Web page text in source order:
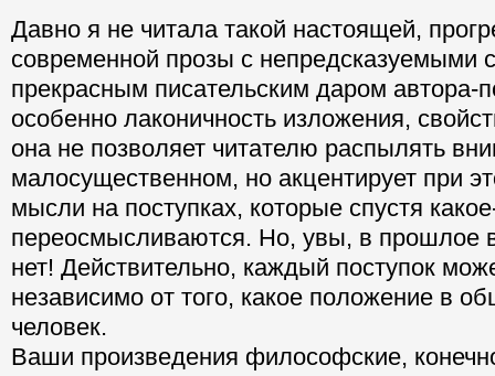
Давно я не читала такой настоящей,
современной прозы с непредсказуемыми
прекрасным писательским даром автора-
особенно лаконичность изложения,
она не позволяет читателю распылять
малосущественном, но акцентирует при
мысли на поступках, которые спустя
переосмысливаются. Но, увы, в прошлое
нет! Действительно, каждый поступок
независимо от того, какое положение в
человек.
Ваши произведения философские,